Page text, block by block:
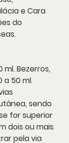
e Cara
do
ml. Bezerros,
a 50 ml.
sendo
for superior
dois ou mais
pela via